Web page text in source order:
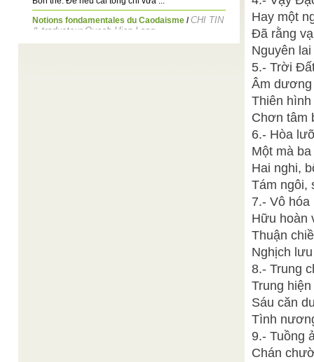
Notions fondamentales du Caodaisme /CHI TIN
& traducteur Quach Hiep Long
Hay một
Đã rằng
Nguyên
5.- Trời
Âm dương
Thiên
Chơn tâm
6.- Hòa
Một mà
Hai nghi,
Tám ngôi,
7.- Vô
Hữu hoàn
Thuận
Nghịch
8.- Trung
Trung
Sáu căn
Tình
9.- Tuồng
Chán